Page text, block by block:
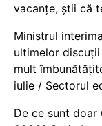
vacanţe, știi că
Ministrul
ultimelor
mult
iulie / Sectorul
De ce sunt